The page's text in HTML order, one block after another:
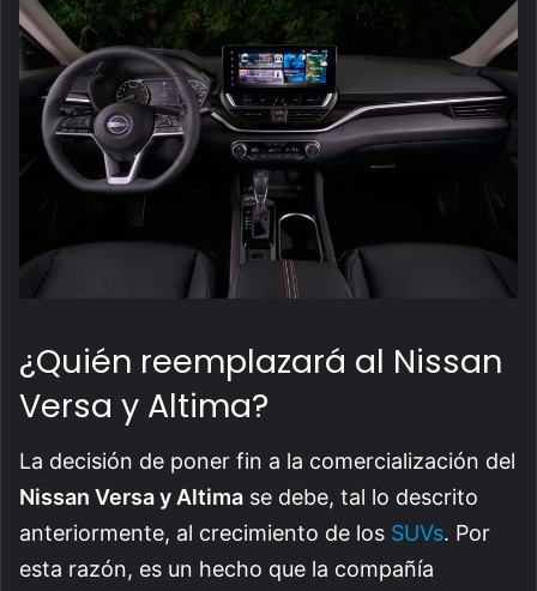
¿Quién reemplazará al Nissan
Versa y Altima?
La decisión de poner fin a la comercialización del
Nissan Versa y Altima se debe, tal lo descrito
anteriormente, al crecimiento de los SUVs. Por
esta razón, es un hecho que la compañía